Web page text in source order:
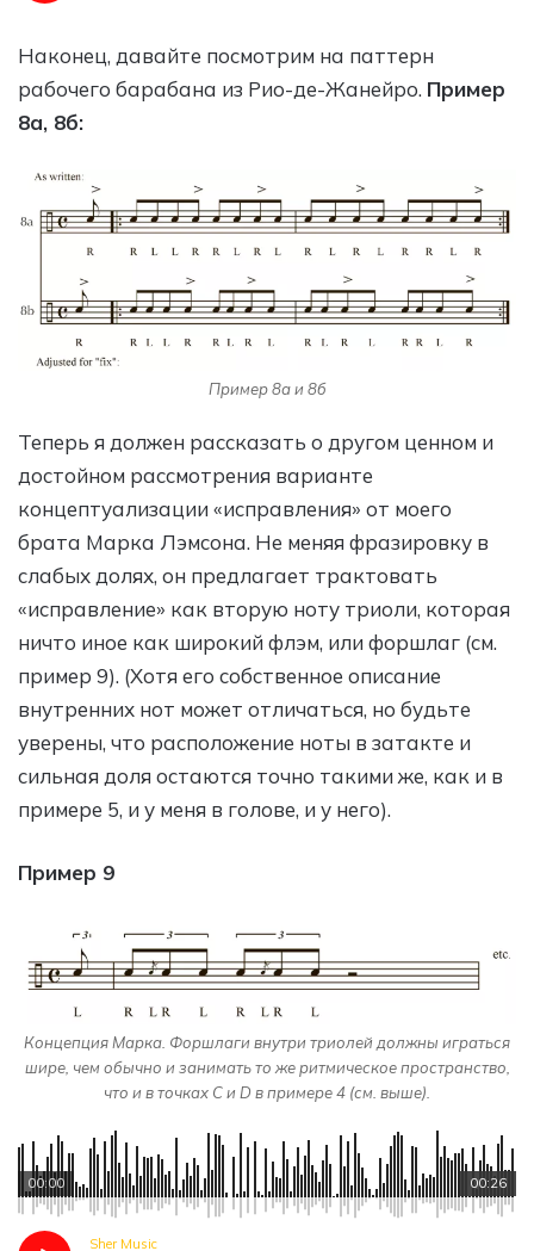
Наконец, давайте посмотрим на паттерн
рабочего барабана из Рио-де-Жанейро. Пример
8а, 8б:
Пример 8а и 8б
Теперь я должен рассказать о другом ценном и
достойном рассмотрения варианте
концептуализации «исправления» от моего
брата Марка Лэмсона. Не меняя фразировку в
слабых долях, он предлагает трактовать
«исправление» как вторую ноту триоли, которая
ничто иное как широкий флэм, или форшлаг (см.
пример 9). (Хотя его собственное описание
внутренних нот может отличаться, но будьте
уверены, что расположение ноты в затакте и
сильная доля остаются точно такими же, как и в
примере 5, и у меня в голове, и у него).
Пример 9
Концепция Марка. Форшлаги внутри триолей должны играться
шире, чем обычно и занимать то же ритмическое пространство,
что и в точках C и D в примере 4 (см. выше).
00:26
00:00
Sher Music